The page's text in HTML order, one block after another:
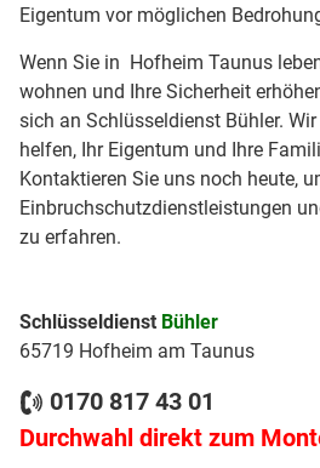
Eigentum vor möglichen
Wenn Sie in Hofheim Taunus
wohnen und Ihre Sicherheit
sich an Schlüsseldienst Bühler.
helfen, Ihr Eigentum und Ihre
Kontaktieren Sie uns noch heute,
Einbruchschutzdienstleistungen
zu erfahren.
Schlüsseldienst Bühler
65719 Hofheim am Taunus
0170 817 43 01
Durchwahl direkt zum